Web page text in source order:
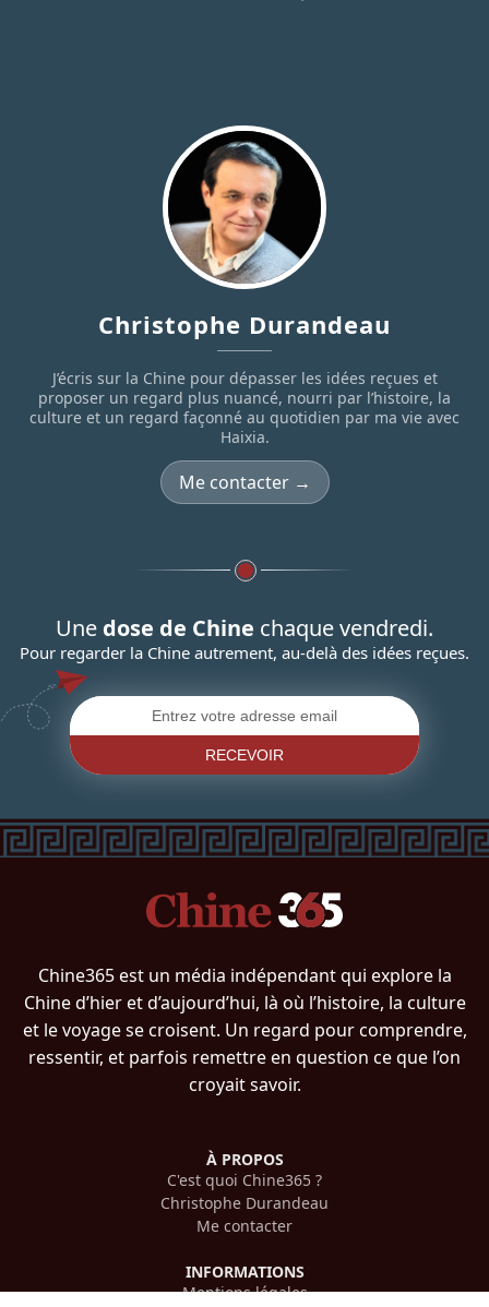
Christophe Durandeau
J’écris sur la Chine pour dépasser les idées reçues et
proposer un regard plus nuancé, nourri par l’histoire, la
culture et un regard façonné au quotidien par ma vie avec
Haixia.
Me contacter →
Une dose de Chine chaque vendredi.
Pour regarder la Chine autrement, au-delà des idées reçues.
RECEVOIR
Chine365 est un média indépendant qui explore la
Chine d’hier et d’aujourd’hui, là où l’histoire, la culture
et le voyage se croisent. Un regard pour comprendre,
ressentir, et parfois remettre en question ce que l’on
croyait savoir.
À PROPOS
C'est quoi Chine365 ?
Christophe Durandeau
Me contacter
INFORMATIONS
Mentions légales